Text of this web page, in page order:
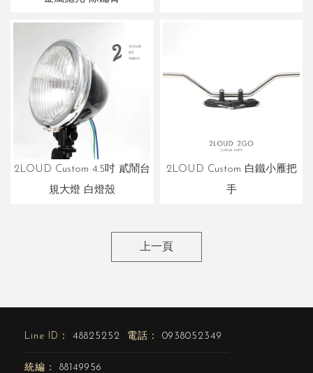
2LOUD Custom 4.5吋 貳鬧台
規大燈 白燈殼
2LOUD Custom 白鐵小雁把
手
上一頁
48825252 0938052349
88149956